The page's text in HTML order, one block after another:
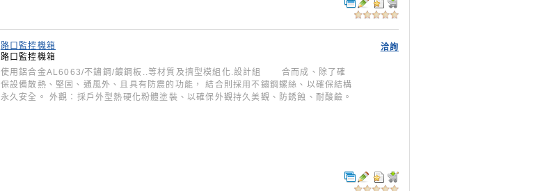
洽詢
路口監控機箱
路口監控機箱
使用鋁合金AL6063/不鏽鋼/鍍鋼板..等材質及擠型模組化.設計組 合而成、除了確
保設備散熱、堅固、通風外、且具有防震的功能， 結合則採用不鏽鋼螺絲、以確保結構
永久安全。 外觀：採戶外型熱硬化粉體塗裝、以確保外觀持久美觀、防銹蝕、耐酸鹼。